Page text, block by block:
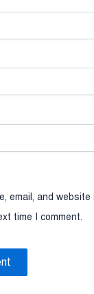
email, and website
time I comment.